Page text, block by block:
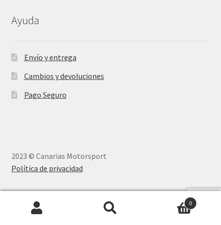
Ayuda
Envío y entrega
Cambios y devoluciones
Pago Seguro
2023 © Canarias Motorsport
Política de privacidad
0